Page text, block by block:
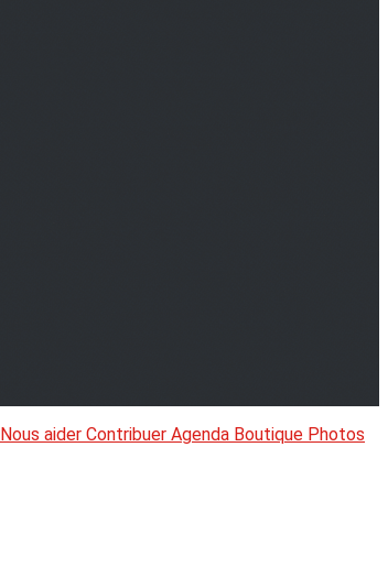
Nous aider Contribuer Agenda Boutique Photos